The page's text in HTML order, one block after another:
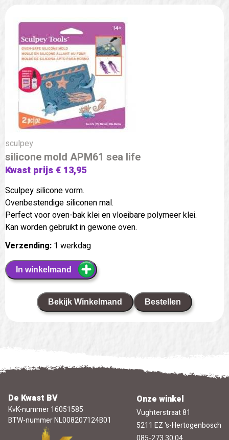
sculpey
silicone mold APM61 sea life
Kwast prijs € 13,95
Sculpey silicone vorm.
Ovenbestendige siliconen mal.
Perfect voor oven-bak klei en vloeibare polymeer klei.
Kan worden gebruikt in gewone oven.
Verzending: 1 werkdag
In winkelmand
Bekijk Winkelmand Bestellen
De Kwast BV
KvK-nummer 16051585
BTW-nummer NL008207124B01
Onze winkel
Vughterstraat 81
5211 EZ 's-Hertogenbosch